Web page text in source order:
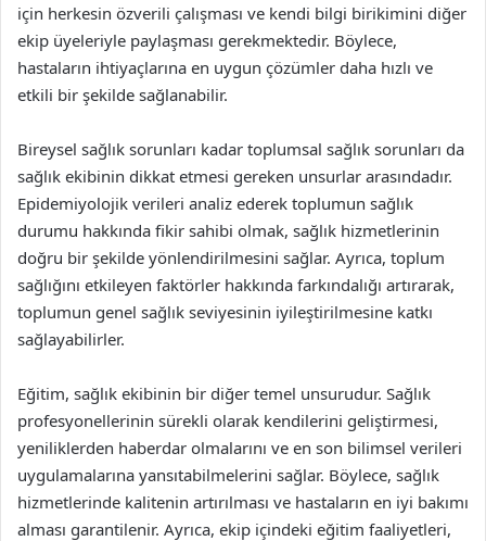
için herkesin özverili çalışması ve kendi bilgi birikimini diğer
ekip üyeleriyle paylaşması gerekmektedir. Böylece,
hastaların ihtiyaçlarına en uygun çözümler daha hızlı ve
etkili bir şekilde sağlanabilir.
Bireysel sağlık sorunları kadar toplumsal sağlık sorunları da
sağlık ekibinin dikkat etmesi gereken unsurlar arasındadır.
Epidemiyolojik verileri analiz ederek toplumun sağlık
durumu hakkında fikir sahibi olmak, sağlık hizmetlerinin
doğru bir şekilde yönlendirilmesini sağlar. Ayrıca, toplum
sağlığını etkileyen faktörler hakkında farkındalığı artırarak,
toplumun genel sağlık seviyesinin iyileştirilmesine katkı
sağlayabilirler.
Eğitim, sağlık ekibinin bir diğer temel unsurudur. Sağlık
profesyonellerinin sürekli olarak kendilerini geliştirmesi,
yeniliklerden haberdar olmalarını ve en son bilimsel verileri
uygulamalarına yansıtabilmelerini sağlar. Böylece, sağlık
hizmetlerinde kalitenin artırılması ve hastaların en iyi bakımı
alması garantilenir. Ayrıca, ekip içindeki eğitim faaliyetleri,